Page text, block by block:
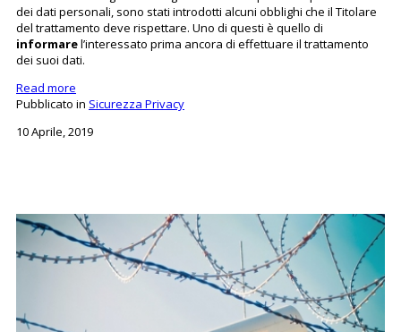
dei dati personali, sono stati introdotti alcuni obblighi che il Titolare
del trattamento deve rispettare. Uno di questi è quello di
informarel’interessato prima ancora di effettuare il trattamento
dei suoi dati.
Read more
Pubblicato in Sicurezza Privacy
10 Aprile, 2019